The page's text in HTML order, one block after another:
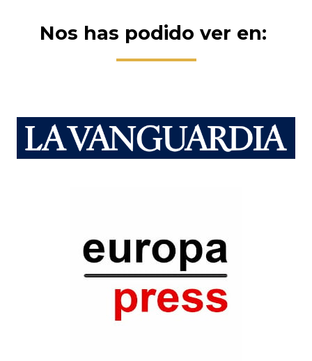
Nos has podido ver en: